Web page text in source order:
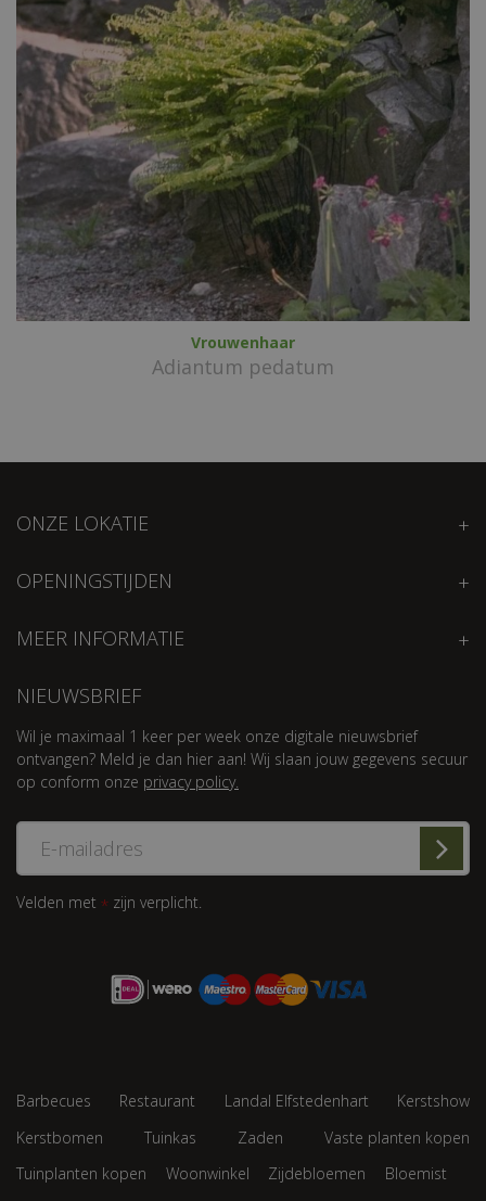
Vrouwenhaar
Adiantum pedatum
ONZE LOKATIE
OPENINGSTIJDEN
MEER INFORMATIE
NIEUWSBRIEF
Wil je maximaal 1 keer per week onze digitale nieuwsbrief
ontvangen? Meld je dan hier aan! Wij slaan jouw gegevens secuur
op conform onze privacy policy.
Velden met * zijn verplicht.
Barbecues Restaurant Landal Elfstedenhart
Kerstshow
Kerstbomen
Tuinkas Zaden
Vaste planten kopen
Tuinplanten kopen
Woonwinkel Zijdebloemen Bloemist